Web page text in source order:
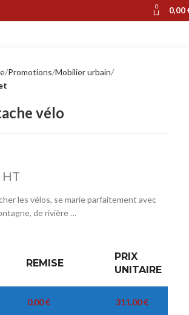
0 0,00
Promotions Mobilier urbain
vélo
HT
les vélos, se marie parfaitement avec
de rivière …
REMISE
PRIX
UNITAIRE
0,00€ 311,00€